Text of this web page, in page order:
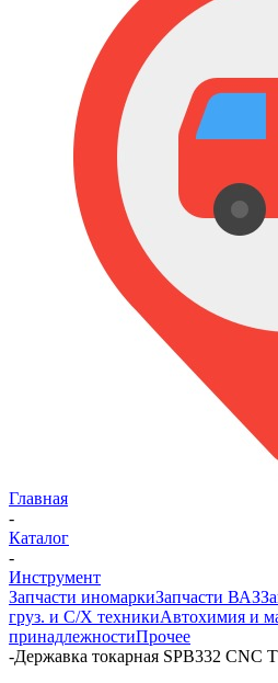
Главная
-
Каталог
-
Инструмент
Запчасти иномаркиЗапчасти ВАЗ
груз. и С/Х техникиАвтохимия и
принадлежностиПрочее
-Державка токарная SPB332 CNC